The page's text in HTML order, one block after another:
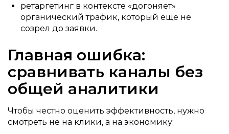
ретаргетинг в контексте «догоняет»
органический трафик, который еще не
созрел до заявки.
Главная ошибка:
сравнивать каналы без
общей аналитики
Чтобы честно оценить эффективность, нужно
смотреть не на клики, а на экономику: